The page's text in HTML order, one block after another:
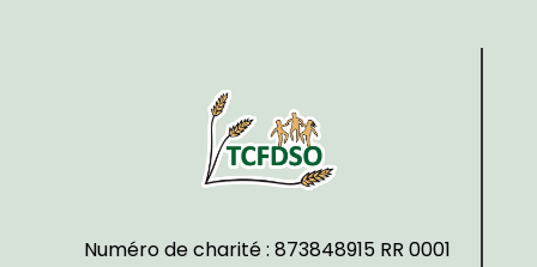
Numéro de charité : 873848915 RR 0001